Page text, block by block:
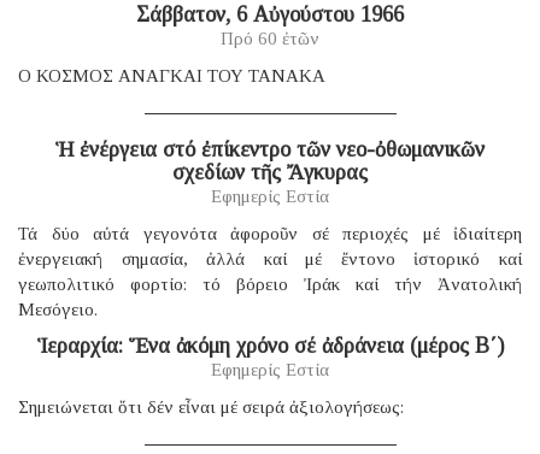
Σάββατον, 6 Αὐγούστου 1966
Πρό 60 ἐτῶν
Ο ΚΟΣΜΟΣ ΑΝΑΓΚΑΙ ΤΟΥ ΤΑΝΑΚΑ
Ἡ ἐνέργεια στό ἐπίκεντρο τῶν νεο-ὀθωμανικῶν
σχεδίων τῆς Ἄγκυρας
Εφημερίς Εστία
Τά δύο αὐτά γεγονότα ἀφοροῦν σέ περιοχές μέ ἰδιαίτερη
ἐνεργειακή σημασία, ἀλλά καί μέ ἔντονο ἱστορικό καί
γεωπολιτικό φορτίο: τό βόρειο Ἰράκ καί τήν Ἀνατολική
Μεσόγειο.
Ἱεραρχία: Ἕνα ἀκόμη χρόνο σέ ἀδράνεια (μέρος B΄)
Εφημερίς Εστία
Σημειώνεται ὅτι δέν εἶναι μέ σειρά ἀξιολογήσεως: